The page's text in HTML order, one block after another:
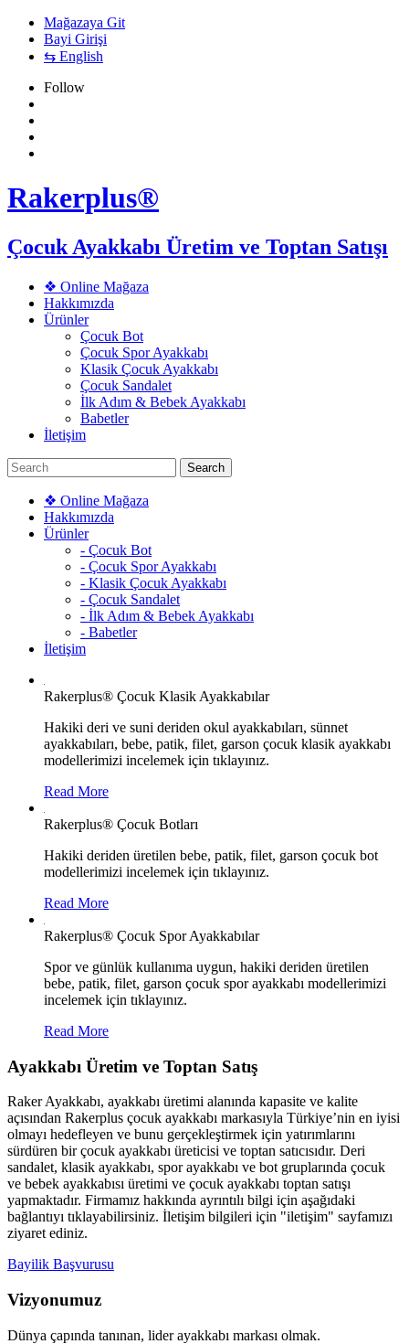
Mağazaya Git
Bayi Girişi
⇆ English
Follow
Rakerplus®
Çocuk Ayakkabı Üretim ve Toptan Satışı
❖ Online Mağaza
Hakkımızda
Ürünler
Çocuk Bot
Çocuk Spor Ayakkabı
Klasik Çocuk Ayakkabı
Çocuk Sandalet
İlk Adım & Bebek Ayakkabı
Babetler
İletişim
❖ Online Mağaza
Hakkımızda
Ürünler
- Çocuk Bot
- Çocuk Spor Ayakkabı
- Klasik Çocuk Ayakkabı
- Çocuk Sandalet
- İlk Adım & Bebek Ayakkabı
- Babetler
İletişim
Rakerplus® Çocuk Klasik Ayakkabılar
Hakiki deri ve suni deriden okul ayakkabıları, sünnet
ayakkabıları, bebe, patik, filet, garson çocuk klasik ayakkabı
modellerimizi incelemek için tıklayınız.
Read More
Rakerplus® Çocuk Botları
Hakiki deriden üretilen bebe, patik, filet, garson çocuk bot
modellerimizi incelemek için tıklayınız.
Read More
Rakerplus® Çocuk Spor Ayakkabılar
Spor ve günlük kullanıma uygun, hakiki deriden üretilen
bebe, patik, filet, garson çocuk spor ayakkabı modellerimizi
incelemek için tıklayınız.
Read More
Ayakkabı Üretim ve Toptan Satış
Raker Ayakkabı, ayakkabı üretimi alanında kapasite ve kalite
açısından Rakerplus çocuk ayakkabı markasıyla Türkiye’nin en iyisi
olmayı hedefleyen ve bunu gerçekleştirmek için yatırımlarını
sürdüren bir çocuk ayakkabı üreticisi ve toptan satıcısıdır. Deri
sandalet, klasik ayakkabı, spor ayakkabı ve bot gruplarında çocuk
ve bebek ayakkabısı üretimi ve çocuk ayakkabı toptan satışı
yapmaktadır. Firmamız hakkında ayrıntılı bilgi için aşağıdaki
bağlantıyı tıklayabilirsiniz. İletişim bilgileri için "iletişim" sayfamızı
ziyaret ediniz.
Bayilik Başvurusu
Vizyonumuz
Dünya çapında tanınan, lider ayakkabı markası olmak.